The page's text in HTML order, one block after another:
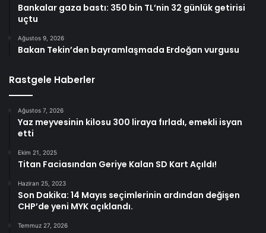
Bankalar gaza bastı: 350 bin TL’nin 32 günlük getirisi
uçtu
Ağustos 9, 2026
Bakan Tekin’den bayramlaşmada Erdoğan vurgusu
Rastgele Haberler
Ağustos 7, 2026
Yaz meyvesinin kilosu 300 liraya fırladı, emekli isyan
etti
Ekim 21, 2025
Titan Faciasından Geriye Kalan SD Kart Açıldı!
Haziran 25, 2023
Son Dakika: 14 Mayıs seçimlerinin ardından değişen
CHP’de yeni MYK açıklandı.
Temmuz 27, 2026